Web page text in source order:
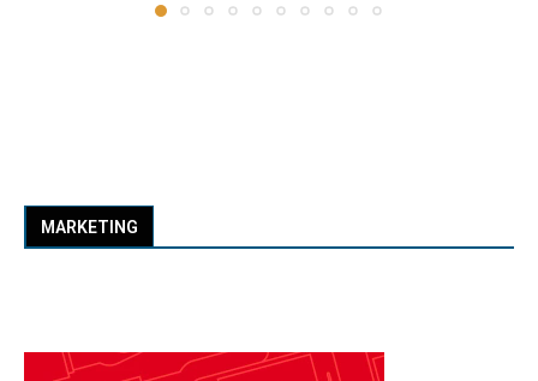
MARKETING